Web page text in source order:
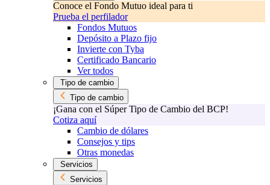
Conoce el Fondo Mutuo ideal para ti
Prueba el perfilador
Fondos Mutuos
Depósito a Plazo fijo
Invierte con Tyba
Certificado Bancario
Ver todos
Tipo de cambio
Tipo de cambio
¡Gana con el Súper Tipo de Cambio del BCP!
Cotiza aquí
Cambio de dólares
Consejos y tips
Otras monedas
Servicios
Servicios